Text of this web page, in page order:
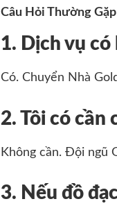
Câu Hỏi Thường
1. Dịch vụ
Có. Chuyển Nhà
2. Tôi có cần
Không cần. Đội ngũ
3. Nếu đồ